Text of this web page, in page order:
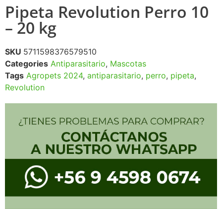
Pipeta Revolution Perro 10
– 20 kg
SKU 5711598376579510
Categories Antiparasitario, Mascotas
Tags Agropets 2024, antiparasitario, perro, pipeta,
Revolution